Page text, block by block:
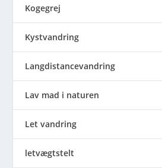
Kogegrej
Kystvandring
Langdistancevandring
Lav mad i naturen
Let vandring
letvægtstelt